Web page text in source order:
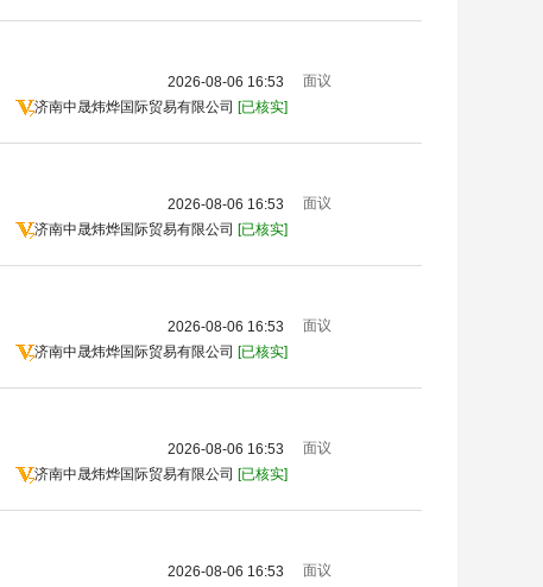
2026-08-06 16:53
济南中晟炜烨国际贸易有限公司 [已核实]
面议
2026-08-06 16:53
济南中晟炜烨国际贸易有限公司 [已核实]
面议
2026-08-06 16:53
济南中晟炜烨国际贸易有限公司 [已核实]
面议
2026-08-06 16:53
济南中晟炜烨国际贸易有限公司 [已核实]
面议
2026-08-06 16:53 面议